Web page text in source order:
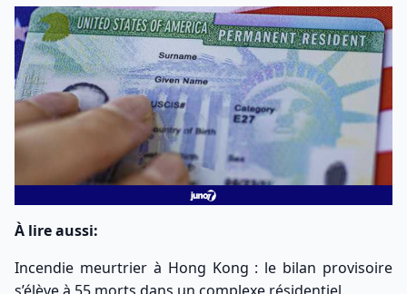
À lire aussi:
Incendie meurtrier à Hong Kong : le bilan provisoire
s’élève à 55 morts dans un complexe résidentiel